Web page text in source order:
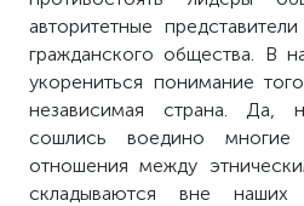
авторитетные
гражданского общества. В
укорениться понимание
независимая страна. Да,
сошлись воедино
отношения между
складываются вне